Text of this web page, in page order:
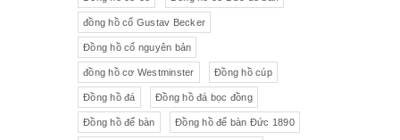
đồng hồ cổ Gustav Becker
Đồng hồ cổ nguyên bản
đồng hồ cơ Westminster Đồng hồ cúp
Đồng hồ đá Đồng hồ đá bọc đồng
Đồng hồ để bàn Đồng hồ để bàn Đức 1890